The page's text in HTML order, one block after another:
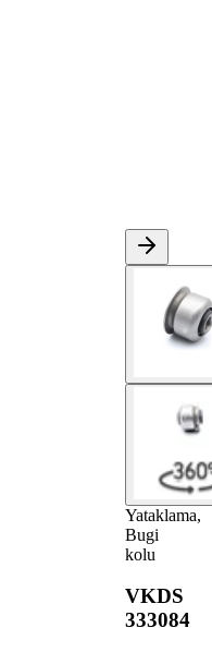
Yataklama,
Bugi
kolu
VKDS
333084